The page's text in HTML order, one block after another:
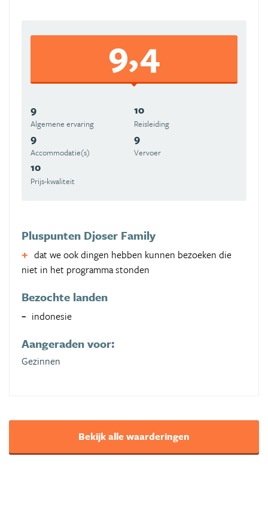
9,4
9
Algemene ervaring
10
Reisleiding
9
Accommodatie(s)
9
Vervoer
10
Prijs-kwaliteit
Pluspunten Djoser Family
dat we ook dingen hebben kunnen bezoeken die
niet in het programma stonden
Bezochte landen
indonesie
Aangeraden voor:
Gezinnen
Bekijk alle waarderingen